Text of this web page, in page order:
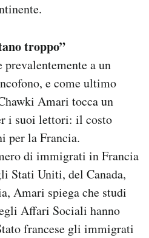
troppo”
a un
e come ultimo
Amari tocca un
i suoi lettori: il costo
per la Francia.
di immigrati in Francia
Stati Uniti, del Canada,
Amari spiega che studi
Affari Sociali hanno
francese gli immigrati